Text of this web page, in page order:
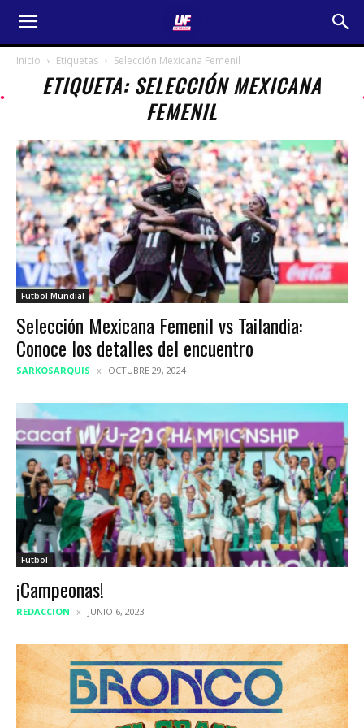
Inicio Etiquetas Selección Mexicana Femenil
ETIQUETA: SELECCIÓN MEXICANA
FEMENIL
Futbol Mundial
Selección Mexicana Femenil vs Tailandia:
Conoce los detalles del encuentro
SARKOSARQUIS OCTUBRE 29, 2024
Fútbol
¡Campeonas!
REDACCION JUNIO 6, 2023